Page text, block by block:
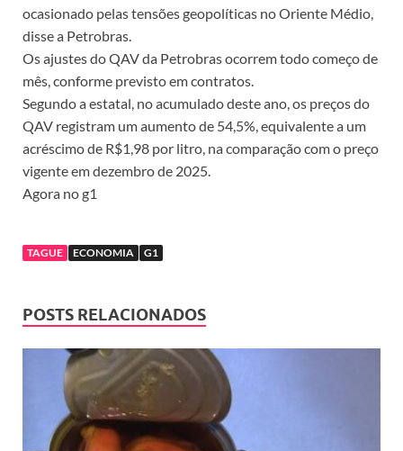
ocasionado pelas tensões geopolíticas no Oriente Médio,
disse a Petrobras.
Os ajustes do QAV da Petrobras ocorrem todo começo de
mês, conforme previsto em contratos.
Segundo a estatal, no acumulado deste ano, os preços do
QAV registram um aumento de 54,5%, equivalente a um
acréscimo de R$1,98 por litro, na comparação com o preço
vigente em dezembro de 2025.
Agora no g1
TAGUE ECONOMIA G1
POSTS RELACIONADOS